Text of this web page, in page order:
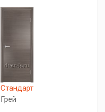
Стандарт
Грей